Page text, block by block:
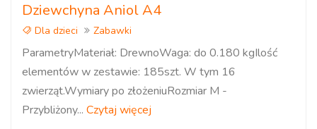
Dziewchyna Aniol A4
Dla dzieci Zabawki
ParametryMateriał: DrewnoWaga: do 0.180 kgIlość
elementów w zestawie: 185szt. W tym 16
zwierząt.Wymiary po złożeniuRozmiar M -
Przybliżony... Czytaj więcej